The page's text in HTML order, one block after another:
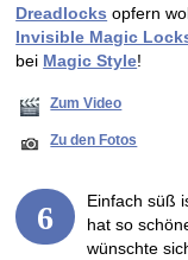
Dreadlocks opfern
Invisible Magic
bei Magic Style!
Zum Video
Zu den Fotos
6
Einfach süß
hat so
wünschte